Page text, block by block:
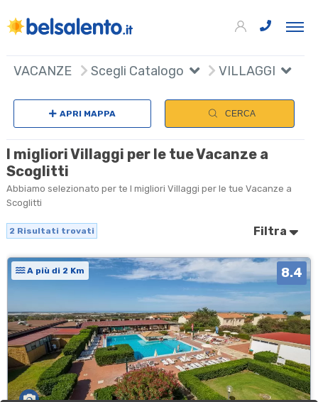
VACANZE Scegli Catalogo VILLAGGI
APRI MAPPA CERCA
I migliori Villaggi per le tue Vacanze a
Scoglitti
Abbiamo selezionato per te I migliori Villaggi per le tue Vacanze a
Scoglitti
2 Risultati trovati Filtra
A più di 2 Km 8.4
+